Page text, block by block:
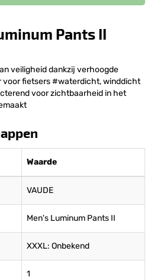
Pants II
veiligheid dankzij verhoogde
voor fietsers #waterdicht, winddicht
voor zichtbaarheid in het
Waarde
VAUDE
Men's Luminum Pants II
XXXL: Onbekend
1